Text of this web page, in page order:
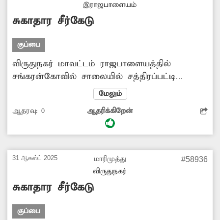
சரி செய்ய விரைவான நடவடிக்கை
எடுப்பார்களா?
இராஜபாளையம்
சுகாதார சீர்கேடு
குப்பை
விருதுநகர் மாவட்டம் ராஜபாளையத்தில்
சங்கரன்கோவில் சாலையில் சத்திரப்பட்டி
விலக்கு பகுதியில் இருந்து புதிய பஸ் நிலையம்
வரை உள்ள கழிவு நீர் ஓடையில் குப்பைகள்,
பிளாஸ்டிக் கழிவுகள் தேங்கி கிடக்கிறது.
இதனால் அப்பகுதியில் சுகாதார சீர்கேடு
ஓட்டிகள் அவதிப்படுகின்றனர். எனவே
கால்வாயில் தேங்கி கிடக்கும் குப்பைகளை
அகற்ற நடவடிக்கை எடுக்கப்படுமா?
மேலும்
ஆதரவு: 0 ஆதரிக்கிறேன்
31 ஆகஸ்ட் 2025
மாரிமுத்து
விருதுநகர்
#58936
சுகாதார சீர்கேடு
குப்பை